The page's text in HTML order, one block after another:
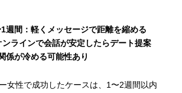
週間：軽くメッセージで距離を縮める
ラインで会話が安定したらデート提案
係が冷める可能性あり
女性で成功したケースは、1〜2週間以内